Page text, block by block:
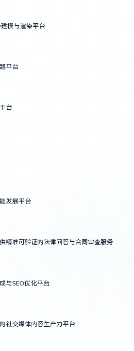
模与渲染平台
平台
台
发展平台
精准可验证的法律问答与合同审查服务
与SEO优化平台
社交媒体内容生产力平台